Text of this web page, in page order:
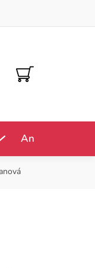
NÁKUPNÍ
KOŠÍK
Antény